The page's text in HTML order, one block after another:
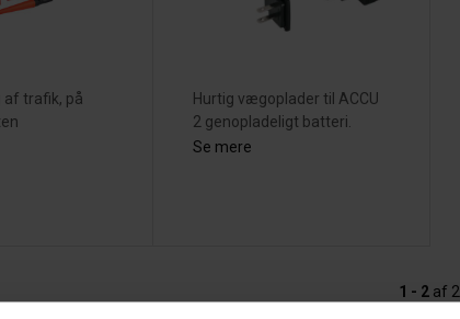
af trafik, på
Hurtig vægoplader til ACCU
2 genopladeligt batteri.
Se mere
1 - 2 af 2